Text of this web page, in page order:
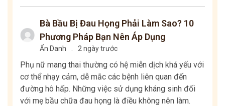
Bà Bầu Bị Đau Họng Phải Làm Sao? 10
Phương Pháp Bạn Nên Áp Dụng
Ẩn Danh 2 ngày trước
Phụ nữ mang thai thường có hệ miễn dịch khá yếu với
cơ thể nhạy cảm, dễ mắc các bệnh liên quan đến
đường hô hấp. Những việc sử dụng kháng sinh đối
với mẹ bầu chữa đau họng là điều không nên làm.